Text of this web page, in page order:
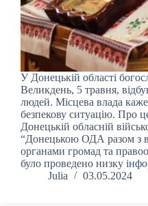
У Донецькій області
Великдень, 5 травня,
людей. Місцева влада
безпекову ситуацію. Про
Донецькій обласній
“Донецькою ОДА разом з
органами громад та
було проведено низку
Julia
03.05.2024